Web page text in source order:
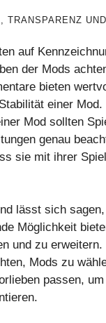
TRANSPARENZ UND
auf
der Mods
bieten
einer Mod.
Mod sollten
genau
sie mit ihrer
lässt sich
Möglichkeit
und zu
Mods zu
passen,